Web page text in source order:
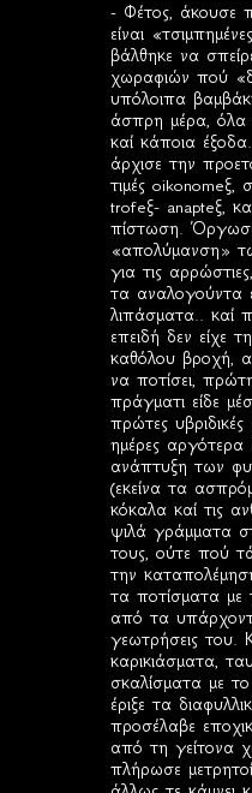
- Φέτος, άκουσε
είναι
βάλθηκε να
χωραφιών πού
υπόλοιπα
άσπρη μέρα, όλα
καί κάποια
άρχισε την
τιμές oikonomeξ,
trofeξ- anapteξ,
πίστωση.
«απολύμανση»
για τις
τα αναλογούντα
λιπάσματα.. καί
επειδή δεν είχε
καθόλου βροχή,
να ποτίσει,
πράγματι είδε
πρώτες
ημέρες αργότερα
ανάπτυξη των
(εκείνα τα
κόκαλα καί τις
ψιλά γράμματα
τους, ούτε πού
την
τα ποτίσματα με
από τα
γεωτρήσεις του.
καρικιάσματα,
σκαλίσματα με
έριξε τα
προσέλαβε
από τη γείτονα
πλήρωσε